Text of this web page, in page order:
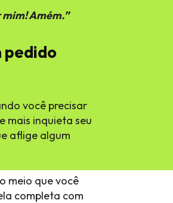
Amém.”
pedido
você precisar
mais inquieta seu
aflige algum
meio que você
completa com